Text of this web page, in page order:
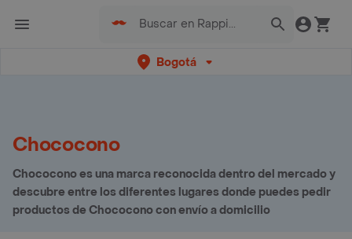
Bogotá
Chococono
Chococono es una marca reconocida dentro del mercado y
descubre entre los diferentes lugares donde puedes pedir
productos de Chococono con envío a domicilio